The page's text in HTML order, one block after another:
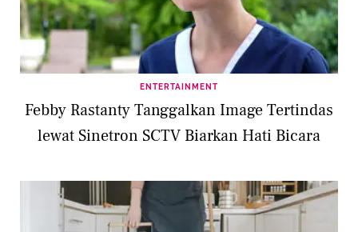
ENTERTAINMENT
Febby Rastanty Tanggalkan Image Tertindas
lewat Sinetron SCTV Biarkan Hati Bicara